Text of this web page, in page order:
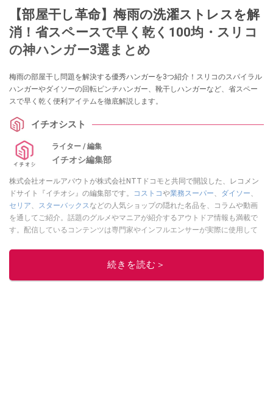
【部屋干し革命】梅雨の洗濯ストレスを解
消！省スペースで早く乾く100均・スリコ
の神ハンガー3選まとめ
梅雨の部屋干し問題を解決する優秀ハンガーを3つ紹介！スリコのスパイラル
ハンガーやダイソーの回転ピンチハンガー、靴干しハンガーなど、省スペー
スで早く乾く便利アイテムを徹底解説します。
イチオシスト
ライター / 編集
イチオシ編集部
株式会社オールアバウトが株式会社NTTドコモと共同で開設した、レコメン
ドサイト『イチオシ』の編集部です。
コストコや業務スーパー、 ダイソー、
セリア、 スターバックスなどの人気ショップの隠れた名品を、コラムや動画
を通してご紹介。話題のグルメやマニアが紹介するアウトドア情報も満載で
す。配信しているコンテンツは専門家やインフルエンサーが実際に使用して
ニュースでフォロー
続きを読む＞